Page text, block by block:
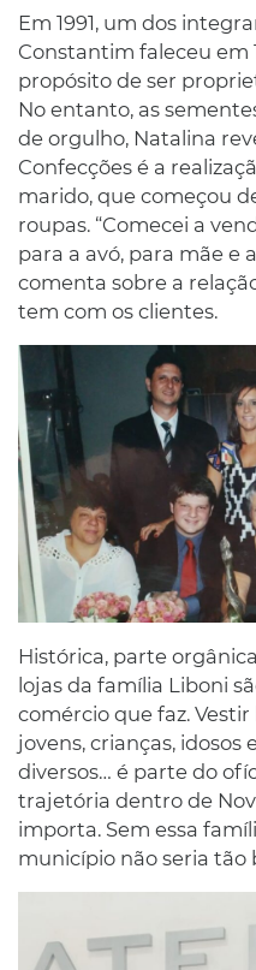
Em 1991, um dos
Constantim faleceu em
propósito de ser
No entanto, as
de orgulho, Natalina
Confecções é a
marido, que começou
roupas. “Comecei a
para a avó, para mãe e
comenta sobre a
tem com os clientes.
Histórica, parte
lojas da família Liboni
comércio que faz.
jovens, crianças,
diversos… é parte do
trajetória dentro de
importa. Sem essa
município não seria tão